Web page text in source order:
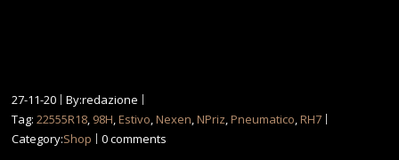
27-11-20
By:redazione
Tag:22555R18, 98H,Estivo,Nexen,NPriz,Pneumatico,RH7
Category:Shop 0 comments